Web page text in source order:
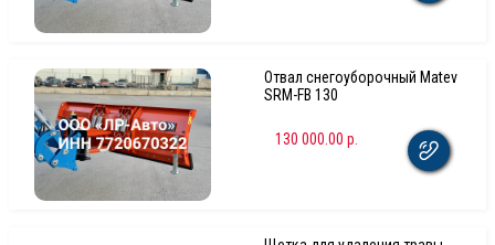
Отвал снегоуборочный Matev
SRM-FB 130
130 000.00 р.